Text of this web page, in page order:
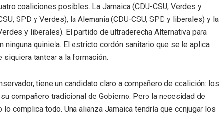
coaliciones posibles. La Jamaica (CDU-CSU, Verdes y
SPD y Verdes), la Alemania (CDU-CSU, SPD y liberales) y la
y liberales). El partido de ultraderecha Alternativa para
ninguna quiniela. El estricto cordón sanitario que se le aplica
siquiera tantear a la formación.
tiene un candidato claro a compañero de coalición: los
compañero tradicional de Gobierno. Pero la necesidad de
lo complica todo. Una alianza Jamaica tendría que conjugar los